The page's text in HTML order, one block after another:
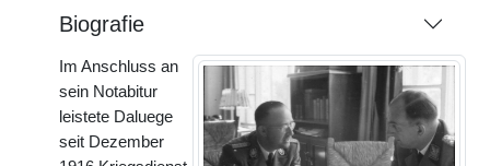
Biografie
Im Anschluss an
sein Notabitur
leistete Daluege
seit Dezember